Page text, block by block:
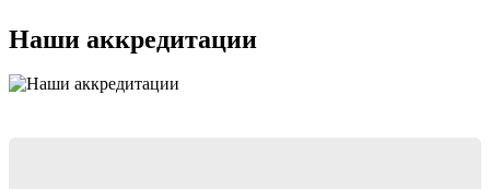
Наши аккредитации